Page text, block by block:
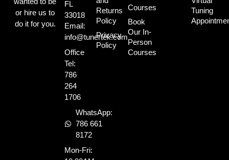
or hire us to
do it for you.
Tuning
Courses
Book
Our In-
Person
Courses
Returns
Policy
Privacy
Policy
FL
33018
Email:
info@tunertek.com
Office
Tel:
786
264
1706
WhatsApp:
786 661
8172
Mon-Fri: